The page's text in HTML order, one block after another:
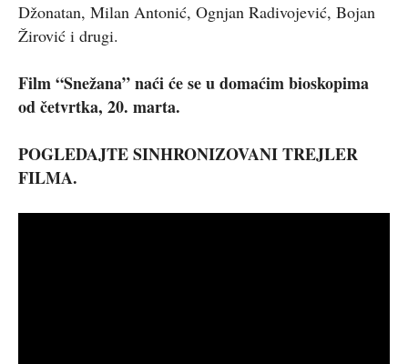
Džonatan, Milan Antonić, Ognjan Radivojević, Bojan
Žirović i drugi.
Film “Snežana” naći će se u domaćim bioskopima
od četvrtka, 20. marta.
POGLEDAJTE SINHRONIZOVANI TREJLER
FILMA.